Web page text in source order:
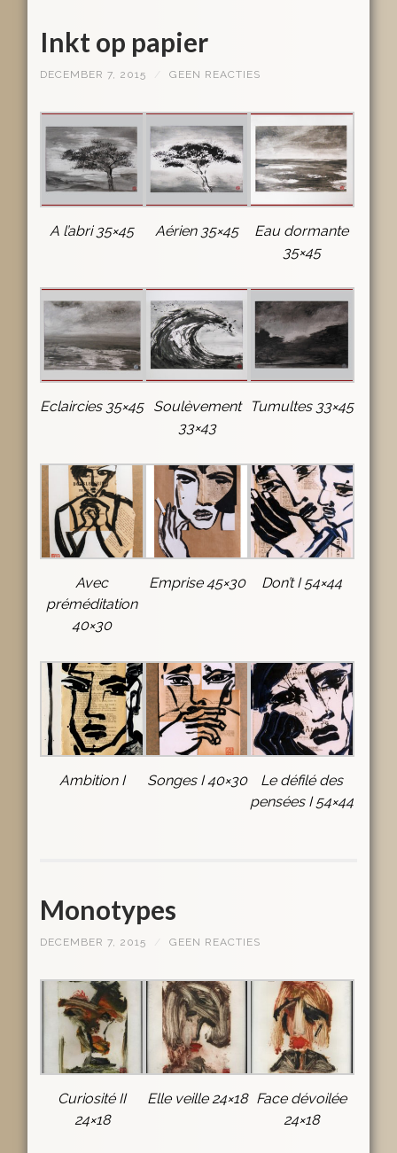
Inkt op papier
DECEMBER 7, 2015 GEEN REACTIES
A l’abri 35×45 Aérien 35×45
Eau dormante
35×45
Eclaircies 35×45
Soulèvement
33×43
Tumultes 33×45
Avec
préméditation
40×30
Emprise 45×30 Don’t I 54×44
Ambition I Songes I 40×30
Le défilé des
pensées I 54×44
Monotypes
DECEMBER 7, 2015 GEEN REACTIES
Curiosité II
24×18
Elle veille 24×18 Face dévoilée
24×18